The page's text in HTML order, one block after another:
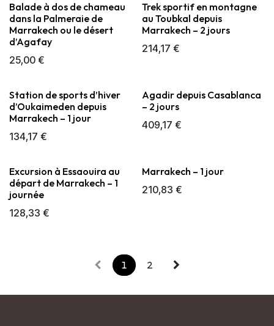
Balade à dos de chameau
dans la Palmeraie de
Marrakech ou le désert
d’Agafay
25,00 €
Trek sportif en montagne
au Toubkal depuis
Marrakech – 2 jours
214,17 €
Station de sports d’hiver
d’Oukaimeden depuis
Marrakech – 1 jour
134,17 €
Agadir depuis Casablanca
– 2 jours
409,17 €
Excursion à Essaouira au
départ de Marrakech – 1
journée
128,33 €
Marrakech – 1 jour
210,83 €
1 2